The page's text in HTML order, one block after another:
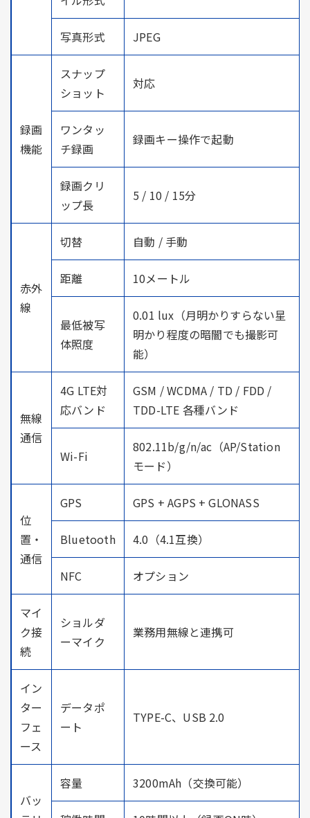
写真形式 JPEG
録画
機能
スナップ
ショット
対応
ワンタッ
チ録画
録画キー操作で起動
録画クリ
ップ長
5 / 10 / 15分
赤外
線
切替 自動 / 手動
距離 10メートル
最低被写
体照度
0.01 lux（月明かりすらない星
明かり程度の暗闇でも撮影可
能）
無線
通信
4G LTE対
応バンド
GSM / WCDMA / TD / FDD /
TDD-LTE 各種バンド
Wi-Fi
802.11b/g/n/ac（AP/Station
モード）
位
置・
通信
GPS GPS + AGPS + GLONASS
Bluetooth 4.0（4.1互換）
NFC オプション
マイ
ク接
続
ショルダ
ーマイク
業務用無線と連携可
イン
ター
フェ
ース
データポ
ート
TYPE-C、USB 2.0
バッ
容量 3200mAh（交換可能）